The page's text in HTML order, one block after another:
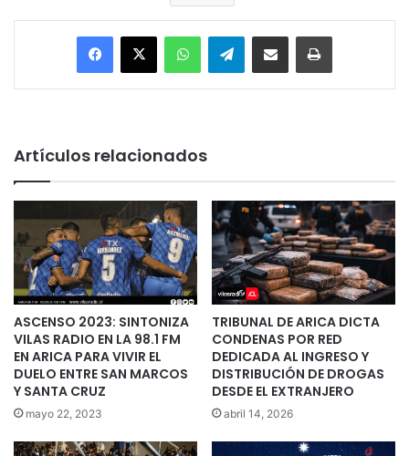
Facebook
X WhatsAppTelegramEnviar vía email Imprimir
Artículos relacionados
ASCENSO 2023: SINTONIZA
VILAS RADIO EN LA 98.1 FM
EN ARICA PARA VIVIR EL
DUELO ENTRE SAN MARCOS
Y SANTA CRUZ
mayo 22, 2023
TRIBUNAL DE ARICA DICTA
CONDENAS POR RED
DEDICADA AL INGRESO Y
DISTRIBUCIÓN DE DROGAS
DESDE EL EXTRANJERO
abril 14, 2026